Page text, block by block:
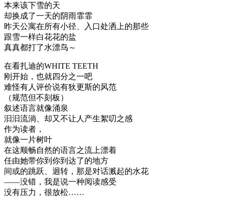
本来该下雪的天
却换成了一天的阴雨霏霏
昨天公寓在所有小径、入口处洒上的那些
跟雪一样白花花的盐
真真都打了水漂鸟～
在看扎迪的WHITE TEETH
刚开始，也就四分之一吧
难怪有人评价说有狄更斯的风范
（规范但不刻板）
叙述语言就像涌泉
汩汩流淌、却又不让人产生絮叨之感
作为读者，
就像一片树叶
在这顺畅自然的语言之流上漂着
任由她带你到你到达了的地方
间或的跳跃、迴转，那是对话溅起的水花
——没错，我是说一种阅读感受
没有压力，很放松……